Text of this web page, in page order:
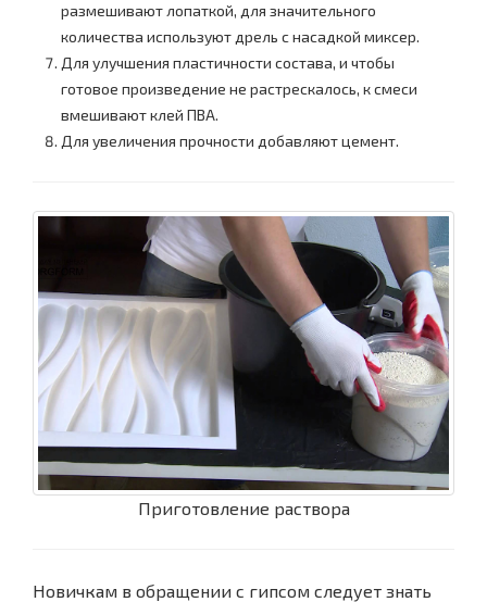
размешивают лопаткой, для значительного
количества используют дрель с насадкой миксер.
Для улучшения пластичности состава, и чтобы
готовое произведение не растрескалось, к смеси
вмешивают клей ПВА.
Для увеличения прочности добавляют цемент.
Приготовление раствора
Новичкам в обращении с гипсом следует знать